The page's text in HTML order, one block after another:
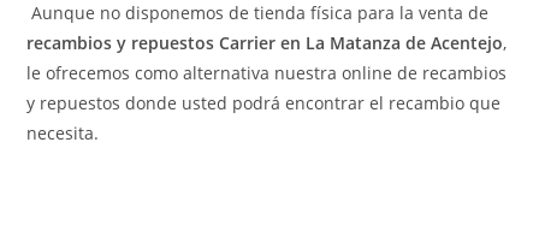
Aunque no disponemos de tienda física para la venta de
recambios y repuestos Carrier en La Matanza de Acentejo,
le ofrecemos como alternativa nuestra online de recambios
y repuestos donde usted podrá encontrar el recambio que
necesita.